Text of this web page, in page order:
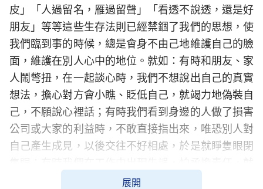
皮」「人過留名，雁過留聲」「看透不說透，還是好
朋友」等等這些生存法則已經禁錮了我們的思想，使
我們臨到事的時候，總是會身不由己地維護自己的臉
面，維護在別人心中的地位。就如：有時和朋友、家
人鬧彆扭，在一起談心時，我們不想說出自己的真實
想法，擔心對方會小瞧、貶低自己，就竭力地偽裝自
己，不願說心裡話；有時我們看到身邊的人做了損害
公司或大家的利益時，不敢直接指出來，唯恐別人對
自己產生成見，以後交往不好相處，於是就睜隻眼閉
極力地掩蓋自己的錯誤，絞盡腦汁地找理由、找藉
展開